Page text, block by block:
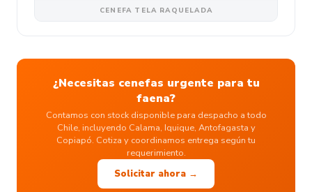
CENEFA TELA RAQUELADA
¿Necesitas cenefas urgente para tu
faena?
Contamos con stock disponible para despacho a todo
Chile, incluyendo Calama, Iquique, Antofagasta y
Copiapó. Cotiza y coordinamos entrega según tu
requerimiento.
Solicitar ahora →